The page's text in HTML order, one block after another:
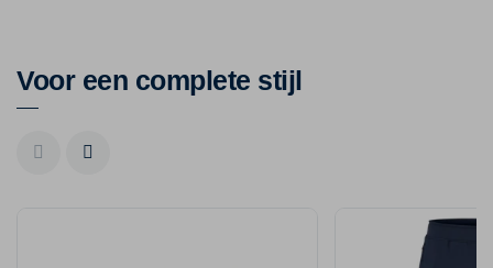
Voor een complete stijl